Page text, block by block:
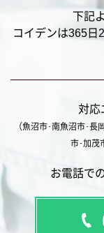
下記
コイデンは365日
対応
（魚沼市･南魚沼市･
市･加茂
お電話で